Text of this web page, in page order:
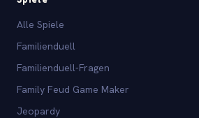
Alle Spiele
Familienduell
Familienduell-Fragen
Family Feud Game Maker
Jeopardy